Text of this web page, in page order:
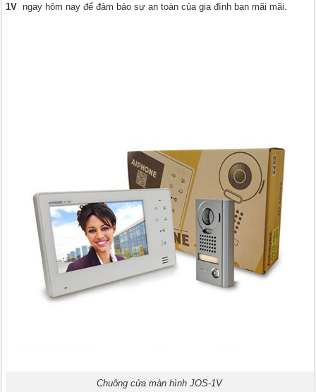
1V ngay hôm nay để đảm bảo sự an toàn của gia đình bạn mãi mãi.
Chuông cửa màn hình JOS-1V